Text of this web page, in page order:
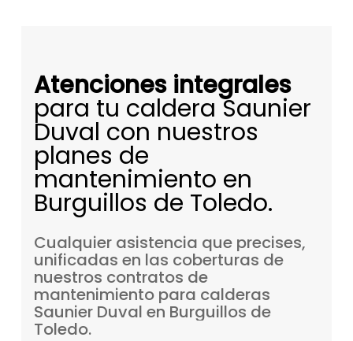
Atenciones integrales
para tu caldera Saunier
Duval con nuestros
planes de
mantenimiento en
Burguillos de Toledo.
Cualquier asistencia que precises,
unificadas en las coberturas de
nuestros contratos de
mantenimiento para calderas
Saunier Duval en Burguillos de
Toledo.